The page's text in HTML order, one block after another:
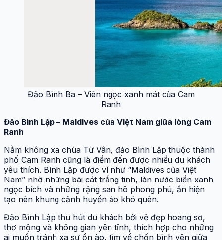
Đảo Bình Ba – Viên ngọc xanh mát của Cam
Ranh
Đảo Bình Lập – Maldives của Việt Nam giữa lòng Cam
Ranh
Nằm không xa chùa Từ Vân, đảo Bình Lập thuộc thành
phố Cam Ranh cũng là điểm đến được nhiều du khách
yêu thích. Bình Lập được ví như “Maldives của Việt
Nam” nhờ những bãi cát trắng tinh, làn nước biển xanh
ngọc bích và những rặng san hô phong phú, ẩn hiện
tạo nên khung cảnh huyền ảo khó quên.
Đảo Bình Lập thu hút du khách bởi vẻ đẹp hoang sơ,
thơ mộng và không gian yên tĩnh, thích hợp cho những
ai muốn tránh xa sự ồn ào, tìm về chốn bình yên giữa